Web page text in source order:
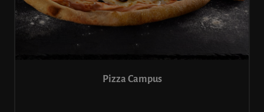
Pizza Campus